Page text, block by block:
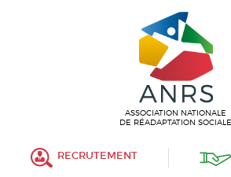
HISTORIQUE
VALEURS ET
ASSOCIATIF
ASSOCIATION NATIONALE
DE RÉADAPTATION SOCIALE
RECRUTEMENT